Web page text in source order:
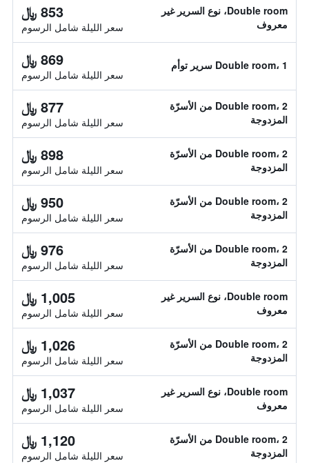
Double room، نوع السرير غير
معروف
853 ﷼
سعر الليلة شامل الرسوم
Double room، 1 سرير توأم 869 ﷼
سعر الليلة شامل الرسوم
Double room، 2 من الأسرّة
المزدوجة
877 ﷼
سعر الليلة شامل الرسوم
Double room، 2 من الأسرّة
المزدوجة
898 ﷼
سعر الليلة شامل الرسوم
Double room، 2 من الأسرّة
المزدوجة
950 ﷼
سعر الليلة شامل الرسوم
Double room، 2 من الأسرّة
المزدوجة
976 ﷼
سعر الليلة شامل الرسوم
Double room، نوع السرير غير
معروف
1,005 ﷼
سعر الليلة شامل الرسوم
Double room، 2 من الأسرّة
المزدوجة
1,026 ﷼
سعر الليلة شامل الرسوم
Double room، نوع السرير غير
معروف
1,037 ﷼
سعر الليلة شامل الرسوم
Double room، 2 من الأسرّة
المزدوجة
1,120 ﷼
سعر الليلة شامل الرسوم